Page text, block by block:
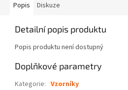
Popis Diskuze
Detailní popis produktu
Popis produktu není dostupný
Doplňkové parametry
Kategorie: Vzorníky